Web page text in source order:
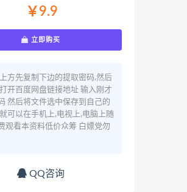
￥9.9
立即购买
方先复制下边的提取密码,然后
开百度网盘链接地址 输入刚才
然后将文件选中保存到自己的
可以在手机上,电视上,电脑上随
观看本资料低价众筹 白嫖党勿
QQ咨询